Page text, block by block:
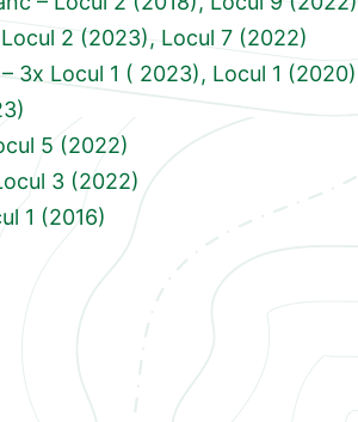
2 (2023), Locul 7 (2022)
3x Locul 1 ( 2023), Locul 1 (2020)
5 (2022)
3 (2022)
1 (2016)